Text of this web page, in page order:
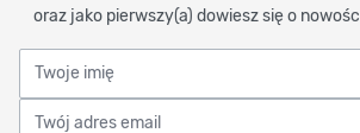
oraz jako pierwszy(a) dowiesz się o
Twoje imię
Twój adres email